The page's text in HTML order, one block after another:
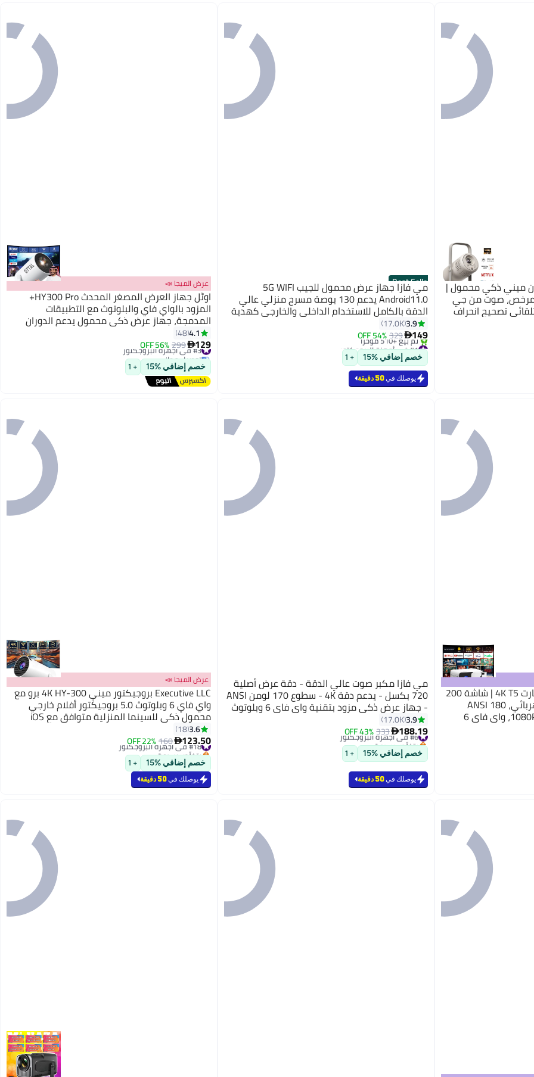
إكسجيمي جهاز عرض وايب ون ميني ذكي محمول |
مرخص، صوت من جي
تصحيح انحراف
والخارج -
Best Seller مي فازا جهاز عرض محمول للجيب 5G WIFI
Android11.0 يدعم 130 بوصة مسرح منزلي عالي
الدقة بالكامل للاستخدام الداخلي والخارجي كهدية
عيد ميلاد متوافق مع TV Stick / HDMI / USB / PS5
/ iOS / PS4
3.9
17.0K
149
329
54% OFF
#1 في أجهزة البروجكتور
بتخلّص بسرعة
تم بيع +510 مؤخرًا
#1 في أجهزة البروجكتور
خصم إضافي %15 + 1
يوصلك في50 دقيقة
عرض الميجا 📣
اوٹل جهاز العرض المصغر المحدث HY300 Pro+
المزود بالواي فاي والبلوتوث مع التطبيقات
المدمجة، جهاز عرض ذكي محمول يدعم الدوران
180°، تصحيح تلقائي للمستوى، يدعم 4K، متوافق
مع HDMI/USB/فلاش USB/الهاتف/اللاب توب
4.1
48
129
299
56% OFF #3 في أجهزة البروجكتور
توصيل مجاني
#3 في أجهزة البروجكتور
خصم إضافي %15 + 1
وونكت جهاز عرض ميني سمارت 4K T5 | شاشة 200
بوصة، أندرويد 13.0، تركيز كهربائي، 180 ANSI
(4500 لومن) دعم دقة 1080P FHD، واي فاي 6
مي فازا مكبر صوت عالي الدقة - دقة عرض أصلية
720 بكسل - يدعم دقة 4K - سطوع 170 لومن ANSI
- جهاز عرض ذكي مزود بتقنية واي فاي 6 وبلوتوث
5.4 - نظام أندرويد 11 - نظام مسرح منزلي متنقل -
مناسب للألعاب والمكتب والأفلام
3.9
17.0K
188.19
333
43% OFF #6 في أجهزة البروجكتور
بتخلّص بسرعة
#6 في أجهزة البروجكتور
خصم إضافي %15 + 1
يوصلك في50 دقيقة
عرض الميجا 📣
Executive LLC بروجيكتور ميني 4K HY-300 برو مع
واي فاي 6 وبلوتوث 5.0 بروجيكتور أفلام خارجي
محمول ذكي للسينما المنزلية متوافق مع iOS
وأندرويد وPC وDVD (أبيض)
3.6
18
123.50
160
22% OFF #18 في أجهزة البروجكتور
بتخلّص بسرعة
#18 في أجهزة البروجكتور
خصم إضافي %15 + 1
يوصلك في50 دقيقة